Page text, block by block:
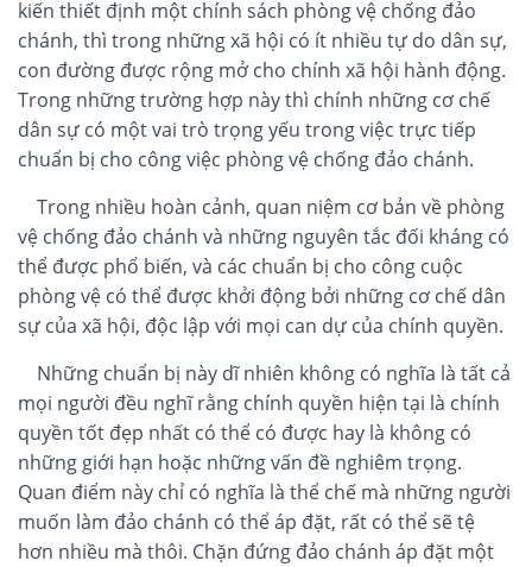
kiến thiết định một chính sách phòng vệ chống đảo
chánh, thì trong những xã hội có ít nhiều tự do dân sự,
con đường được rộng mở cho chính xã hội hành động.
Trong những trường hợp này thì chính những cơ chế
dân sự có một vai trò trọng yếu trong việc trực tiếp
chuẩn bị cho công việc phòng vệ chống đảo chánh.
Trong nhiều hoàn cảnh, quan niệm cơ bản về phòng
vệ chống đảo chánh và những nguyên tắc đối kháng có
thể được phổ biến, và các chuẩn bị cho công cuộc
phòng vệ có thể được khởi động bởi những cơ chế dân
sự của xã hội, độc lập với mọi can dự của chính quyền.
Những chuẩn bị này dĩ nhiên không có nghĩa là tất cả
mọi người đều nghĩ rằng chính quyền hiện tại là chính
quyền tốt đẹp nhất có thể có được hay là không có
những giới hạn hoặc những vấn đề nghiêm trọng.
Quan điểm này chỉ có nghĩa là thể chế mà những người
muốn làm đảo chánh có thể áp đặt, rất có thể sẽ tệ
hơn nhiều mà thôi. Chặn đứng đảo chánh áp đặt một